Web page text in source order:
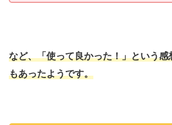
など、「使って良かった！」という
もあったようです。